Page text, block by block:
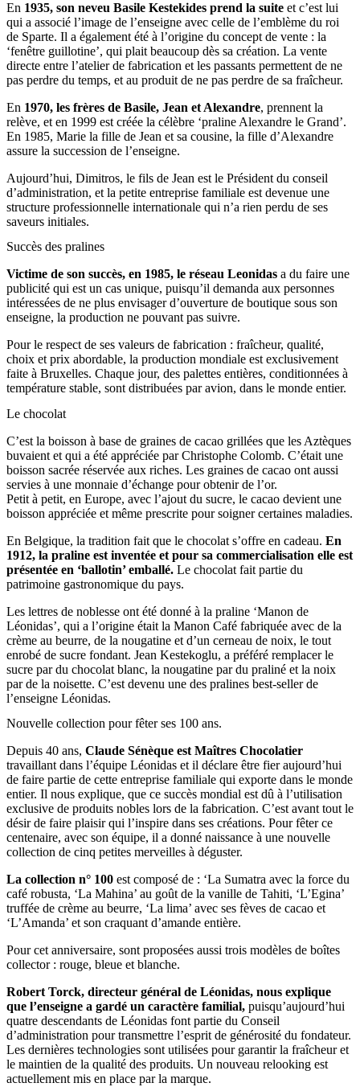
En 1935, son neveu Basile Kestekides prend la suite et c’est lui
qui a associé l’image de l’enseigne avec celle de l’emblème du roi
de Sparte. Il a également été à l’origine du concept de vente : la
‘fenêtre guillotine’, qui plait beaucoup dès sa création. La vente
directe entre l’atelier de fabrication et les passants permettent de ne
pas perdre du temps, et au produit de ne pas perdre de sa fraîcheur.
En 1970, les frères de Basile, Jean et Alexandre, prennent la
relève, et en 1999 est créée la célèbre ‘praline Alexandre le Grand’.
En 1985, Marie la fille de Jean et sa cousine, la fille d’Alexandre
assure la succession de l’enseigne.
Aujourd’hui, Dimitros, le fils de Jean est le Président du conseil
d’administration, et la petite entreprise familiale est devenue une
structure professionnelle internationale qui n’a rien perdu de ses
saveurs initiales.
Succès des pralines
Victime de son succès, en 1985, le réseau Leonidas a du faire une
publicité qui est un cas unique, puisqu’il demanda aux personnes
intéressées de ne plus envisager d’ouverture de boutique sous son
enseigne, la production ne pouvant pas suivre.
Pour le respect de ses valeurs de fabrication : fraîcheur, qualité,
choix et prix abordable, la production mondiale est exclusivement
faite à Bruxelles. Chaque jour, des palettes entières, conditionnées à
température stable, sont distribuées par avion, dans le monde entier.
Le chocolat
C’est la boisson à base de graines de cacao grillées que les Aztèques
buvaient et qui a été appréciée par Christophe Colomb. C’était une
boisson sacrée réservée aux riches. Les graines de cacao ont aussi
servies à une monnaie d’échange pour obtenir de l’or.
Petit à petit, en Europe, avec l’ajout du sucre, le cacao devient une
boisson appréciée et même prescrite pour soigner certaines maladies.
En Belgique, la tradition fait que le chocolat s’offre en cadeau. En
1912, la praline est inventée et pour sa commercialisation elle est
présentée en ‘ballotin’ emballé. Le chocolat fait partie du
patrimoine gastronomique du pays.
Les lettres de noblesse ont été donné à la praline ‘Manon de
Léonidas’, qui a l’origine était la Manon Café fabriquée avec de la
crème au beurre, de la nougatine et d’un cerneau de noix, le tout
enrobé de sucre fondant. Jean Kestekoglu, a préféré remplacer le
sucre par du chocolat blanc, la nougatine par du praliné et la noix
par de la noisette. C’est devenu une des pralines best-seller de
l’enseigne Léonidas.
Nouvelle collection pour fêter ses 100 ans.
Depuis 40 ans, Claude Sénèque est Maîtres Chocolatier
travaillant dans l’équipe Léonidas et il déclare être fier aujourd’hui
de faire partie de cette entreprise familiale qui exporte dans le monde
entier. Il nous explique, que ce succès mondial est dû à l’utilisation
exclusive de produits nobles lors de la fabrication. C’est avant tout le
désir de faire plaisir qui l’inspire dans ses créations. Pour fêter ce
centenaire, avec son équipe, il a donné naissance à une nouvelle
collection de cinq petites merveilles à déguster.
La collection n° 100 est composé de : ‘La Sumatra avec la force du
café robusta, ‘La Mahina’ au goût de la vanille de Tahiti, ‘L’Egina’
truffée de crème au beurre, ‘La lima’ avec ses fèves de cacao et
‘L’Amanda’ et son craquant d’amande entière.
Pour cet anniversaire, sont proposées aussi trois modèles de boîtes
collector : rouge, bleue et blanche.
Robert Torck, directeur général de Léonidas, nous explique
que l’enseigne a gardé un caractère familial, puisqu’aujourd’hui
quatre descendants de Léonidas font partie du Conseil
d’administration pour transmettre l’esprit de générosité du fondateur.
Les dernières technologies sont utilisées pour garantir la fraîcheur et
le maintien de la qualité des produits. Un nouveau relooking est
actuellement mis en place par la marque.